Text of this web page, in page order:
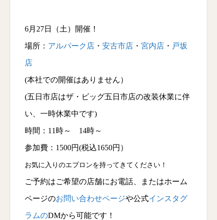
6月27日（土）開催！
場所： アルパーク店 ・ 安古市店 ・ 宮内店 ・ 戸坂
店
(本社での開催はありません）
(五日市店はザ・ビッグ五日市店の改装休業に伴
い、一時休業中です)
時間：11時～ 14時～
参加費：1500円(税込1650円）
お気に入りのエプロンを持ってきてください！
ご予約はご希望の店舗にお電話、またはホーム
ページのお問い合わせページや公式インスタグ
ラムのDMから可能です！